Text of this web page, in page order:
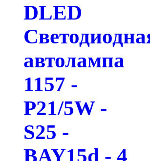
DLED
автолампа
1157 -
P21/5W -
S25 -
BAY15d - 4